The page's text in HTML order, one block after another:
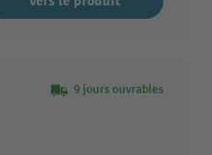
9 jours ouvrables